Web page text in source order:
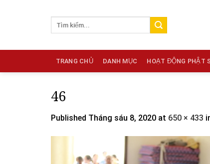
TRANG CHỦ DANH MỤC HOẠT ĐỘNG PHẬT
46
Published Tháng sáu 8, 2020 at 650 × 433